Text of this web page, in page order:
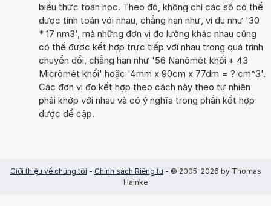
biểu thức toán học. Theo đó, không chỉ các số có thể
được tính toán với nhau, chẳng hạn như, ví dụ như '30
* 17 nm3', mà những đơn vị đo lường khác nhau cũng
có thể được kết hợp trực tiếp với nhau trong quá trình
chuyển đổi, chẳng hạn như '56 Nanômét khối + 43
Micrômét khối' hoặc '4mm x 90cm x 77dm = ? cm^3'.
Các đơn vị đo kết hợp theo cách này theo tự nhiên
phải khớp với nhau và có ý nghĩa trong phần kết hợp
được đề cập.
Giới thiệu về chúng tôi - Chính sách Riêng tư- © 2005-2026 by Thomas
Hainke